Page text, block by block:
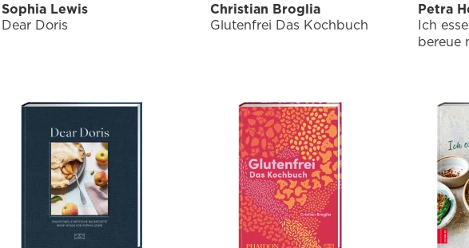
Sophia Lewis
Dear Doris
Christian Broglia
Glutenfrei Das Kochbuch
Petra
Ich
bereue